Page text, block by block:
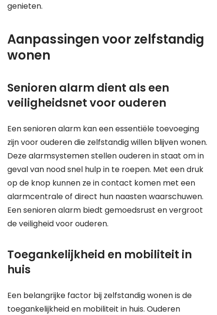
genieten.
Aanpassingen voor zelfstandig
wonen
Senioren alarm dient als een
veiligheidsnet voor ouderen
Een senioren alarm kan een essentiële toevoeging
zijn voor ouderen die zelfstandig willen blijven wonen.
Deze alarmsystemen stellen ouderen in staat om in
geval van nood snel hulp in te roepen. Met een druk
op de knop kunnen ze in contact komen met een
alarmcentrale of direct hun naasten waarschuwen.
Een senioren alarm biedt gemoedsrust en vergroot
de veiligheid voor ouderen.
Toegankelijkheid en mobiliteit in
huis
Een belangrijke factor bij zelfstandig wonen is de
toegankelijkheid en mobiliteit in huis. Ouderen